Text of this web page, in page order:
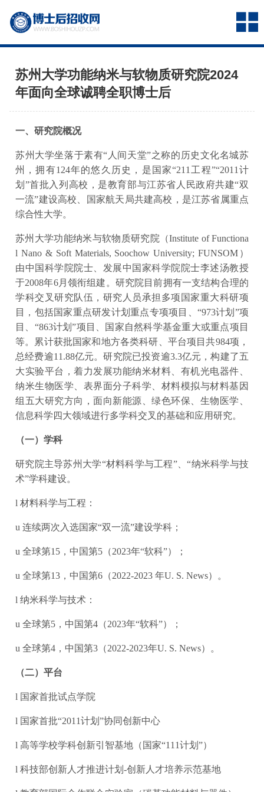
苏州大学功能纳米与软物质研究院2024
年面向全球诚聘全职博士后
一、研究院概况
苏州大学坐落于素有“人间天堂”之称的历史文化名城苏
州，拥有124年的悠久历史，是国家“211工程”“2011计
划”首批入列高校，是教育部与江苏省人民政府共建“双
一流”建设高校、国家航天局共建高校，是江苏省属重点
综合性大学。
苏州大学功能纳米与软物质研究院（Institute of Functiona
l Nano & Soft Materials, Soochow University; FUNSOM）
由中国科学院院士、发展中国家科学院院士李述汤教授
于2008年6月领衔组建。研究院目前拥有一支结构合理的
学科交叉研究队伍，研究人员承担多项国家重大科研项
目，包括国家重点研发计划重点专项项目、“973计划”项
目、“863计划”项目、国家自然科学基金重大或重点项目
等。累计获批国家和地方各类科研、平台项目共984项，
总经费逾11.88亿元。研究院已投资逾3.3亿元，构建了五
大实验平台，着力发展功能纳米材料、有机光电器件、
纳米生物医学、表界面分子科学、材料模拟与材料基因
组五大研究方向，面向新能源、绿色环保、生物医学、
信息科学四大领域进行多学科交叉的基础和应用研究。
（一）学科
研究院主导苏州大学“材料科学与工程”、“纳米科学与技
术”学科建设。
l 材料科学与工程：
u 连续两次入选国家“双一流”建设学科；
u 全球第15，中国第5（2023年“软科”）；
u 全球第13，中国第6（2022-2023 年U. S. News）。
l 纳米科学与技术：
u 全球第5，中国第4（2023年“软科”）；
u 全球第4，中国第3（2022-2023年U. S. News）。
（二）平台
l 国家首批试点学院
l 国家首批“2011计划”协同创新中心
l 高等学校学科创新引智基地（国家“111计划”）
l 科技部创新人才推进计划-创新人才培养示范基地